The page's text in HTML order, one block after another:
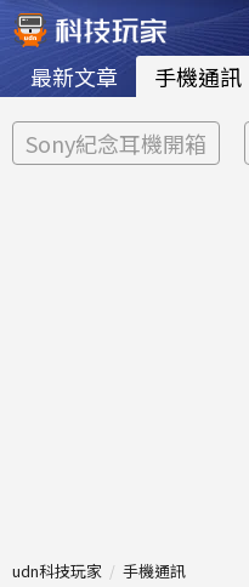
最新文章 手機通訊
Sony紀念耳機開箱
udn科技玩家 手機通訊